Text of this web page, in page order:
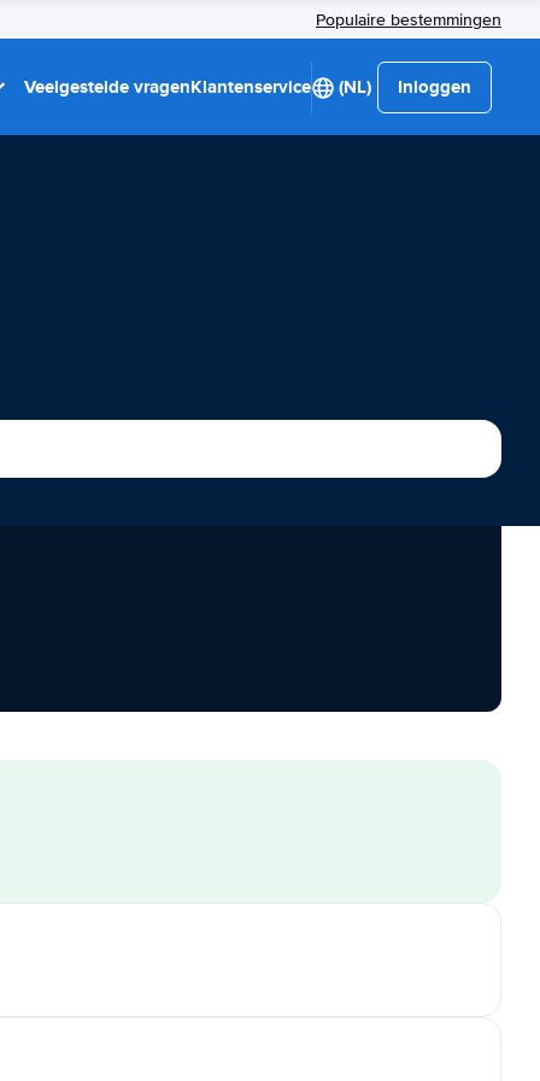
Populaire bestemmingen
Veelgestelde vragenKlantenservice (NL) Inloggen